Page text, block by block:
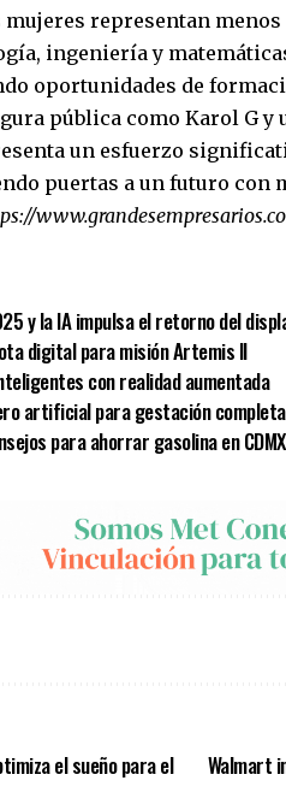
representan
ingeniería y
oportunidades de
pública como Karol G
un esfuerzo
puertas a un futuro con
y la IA impulsa el retorno del
digital para misión Artemis II
con realidad aumentada
artificial para gestación completa
para ahorrar gasolina en CDMX
el sueño para el
Walmart